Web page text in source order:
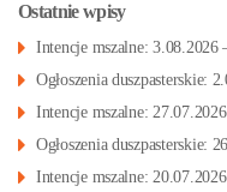
Ostatnie wpisy
Intencje mszalne: 3.08.2026
Ogłoszenia duszpasterskie:
Intencje mszalne:
Ogłoszenia duszpasterskie:
Intencje mszalne: